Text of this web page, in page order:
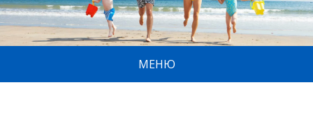
МЕНЮ